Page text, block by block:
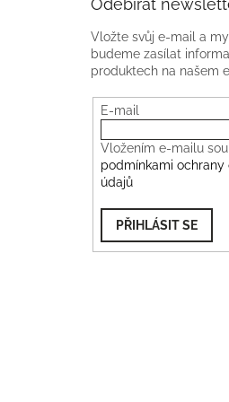
Odebírat
Vložte svůj e-mail a
budeme zasílat
produktech na našem
E-mail
Vložením e-mailu
podmínkami ochrany
údajů
PŘIHLÁSIT SE